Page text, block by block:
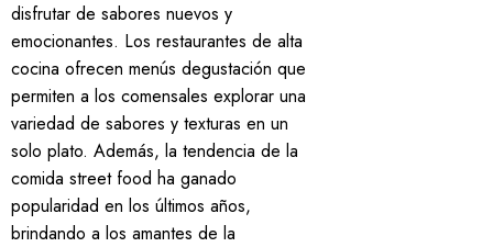
disfrutar de sabores nuevos y
emocionantes. Los restaurantes de alta
cocina ofrecen menús degustación que
permiten a los comensales explorar una
variedad de sabores y texturas en un
solo plato. Además, la tendencia de la
comida street food ha ganado
popularidad en los últimos años,
brindando a los amantes de la